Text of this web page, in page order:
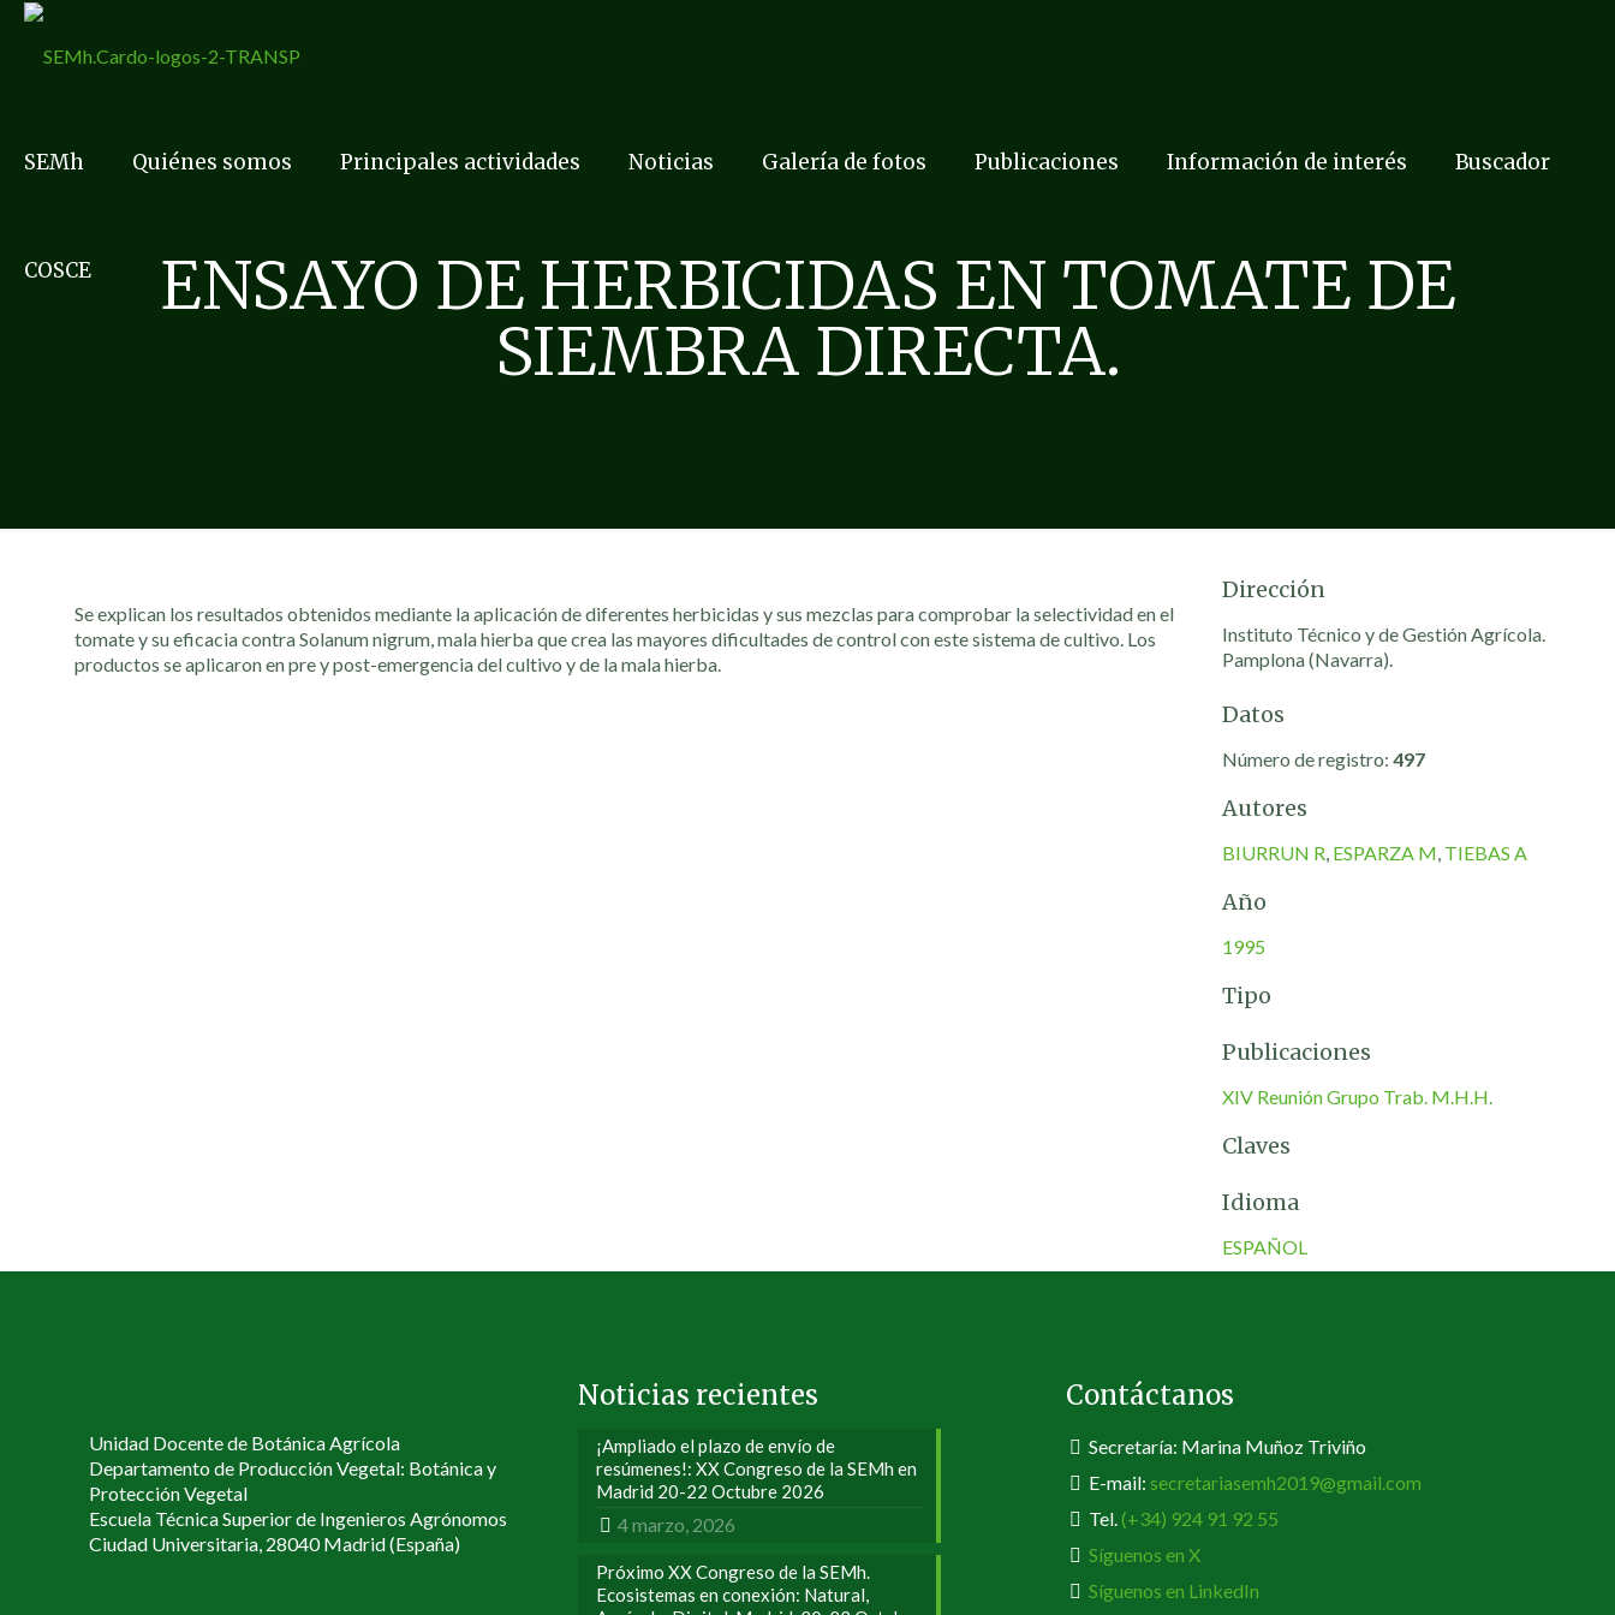
SEMh Quiénes somos Principales actividades Noticias Galería de fotos Publicaciones Información de interés Buscador
COSCE ENSAYO DE HERBICIDAS EN TOMATE DE
SIEMBRA DIRECTA.
Se explican los resultados obtenidos mediante la aplicación de diferentes herbicidas y sus mezclas para comprobar la selectividad en el
tomate y su eficacia contra Solanum nigrum, mala hierba que crea las mayores dificultades de control con este sistema de cultivo. Los
productos se aplicaron en pre y post-emergencia del cultivo y de la mala hierba.
Dirección
Instituto Técnico y de Gestión Agrícola.
Pamplona (Navarra).
Datos
Número de registro: 497
Autores
BIURRUN R, ESPARZA M, TIEBAS A
Año
1995
Tipo
Publicaciones
XIV Reunión Grupo Trab. M.H.H.
Claves
Idioma
ESPAÑOL
Unidad Docente de Botánica Agrícola
Departamento de Producción Vegetal: Botánica y
Protección Vegetal
Escuela Técnica Superior de Ingenieros Agrónomos
Ciudad Universitaria, 28040 Madrid (España)
Noticias recientes
¡Ampliado el plazo de envío de
resúmenes!: XX Congreso de la SEMh en
Madrid 20-22 Octubre 2026
4 marzo, 2026
Próximo XX Congreso de la SEMh.
Ecosistemas en conexión: Natural,
Contáctanos
Secretaría: Marina Muñoz Triviño
E-mail: secretariasemh2019@gmail.com
Tel. (+34) 924 91 92 55
Síguenos en X
Síguenos en LinkedIn